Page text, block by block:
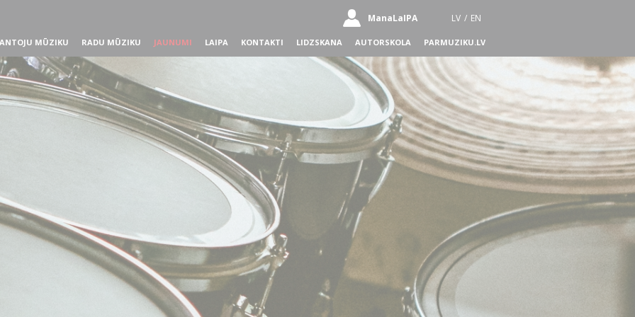
ManaLaIPA LV / EN
MŪZIKU RADU MŪZIKU JAUNUMI LAIPA KONTAKTI LIDZSKANA AUTORSKOLA PARMUZIKU.LV